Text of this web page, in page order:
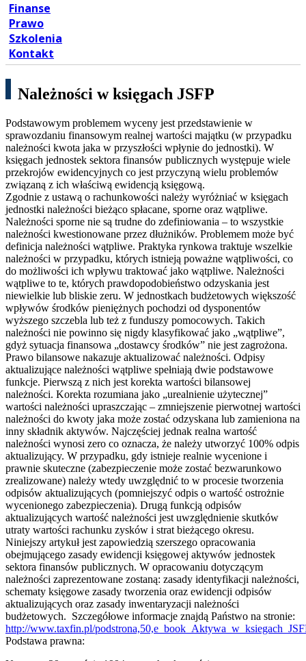
Finanse
Prawo
Szkolenia
Kontakt
Należności w księgach JSFP
Podstawowym problemem wyceny jest przedstawienie w
sprawozdaniu finansowym realnej wartości majątku (w przypadku
należności kwota jaka w przyszłości wpłynie do jednostki). W
księgach jednostek sektora finansów publicznych występuje wiele
przekrojów ewidencyjnych co jest przyczyną wielu problemów
związaną z ich właściwą ewidencją księgową.
Zgodnie z ustawą o rachunkowości należy wyróżniać w księgach
jednostki należności bieżąco spłacane, sporne oraz wątpliwe.
Należności sporne nie są trudne do zdefiniowania – to wszystkie
należności kwestionowane przez dłużników. Problemem może być
definicja należności wątpliwe. Praktyka rynkowa traktuje wszelkie
należności w przypadku, których istnieją poważne wątpliwości, co
do możliwości ich wpływu traktować jako wątpliwe. Należności
wątpliwe to te, których prawdopodobieństwo odzyskania jest
niewielkie lub bliskie zeru. W jednostkach budżetowych większość
wpływów środków pieniężnych pochodzi od dysponentów
wyższego szczebla lub też z funduszy pomocowych. Takich
należności nie powinno się nigdy klasyfikować jako „wątpliwe”,
gdyż sytuacja finansowa „dostawcy środków” nie jest zagrożona.
Prawo bilansowe nakazuje aktualizować należności. Odpisy
aktualizujące należności wątpliwe spełniają dwie podstawowe
funkcje. Pierwszą z nich jest korekta wartości bilansowej
należności. Korekta rozumiana jako „urealnienie użytecznej”
wartości należności upraszczając – zmniejszenie pierwotnej wartości
należności do kwoty jaka może zostać odzyskana lub zamieniona na
inny składnik aktywów. Najczęściej jednak realna wartość
należności wynosi zero co oznacza, że należy utworzyć 100% odpis
aktualizujący. W przypadku, gdy istnieje realnie wycenione i
prawnie skuteczne (zabezpieczenie może zostać bezwarunkowo
zrealizowane) należy wtedy uwzględnić to w procesie tworzenia
odpisów aktualizujących (pomniejszyć odpis o wartość ostrożnie
wycenionego zabezpieczenia). Drugą funkcją odpisów
aktualizujących wartość należności jest uwzględnienie skutków
utraty wartości rachunku zysków i strat bieżącego okresu.
Niniejszy artykuł jest zapowiedzią szerszego opracowania
obejmującego zasady ewidencji księgowej aktywów jednostek
sektora finansów publicznych. W opracowaniu dotyczącym
należności zaprezentowane zostaną: zasady identyfikacji należności,
schematy księgowe zasady tworzenia oraz ewidencji odpisów
aktualizujących oraz zasady inwentaryzacji należności
budżetowych. Szczegółowe informacje znajdą Państwo na stronie:
http://www.taxfin.pl/
Podstawa prawna: